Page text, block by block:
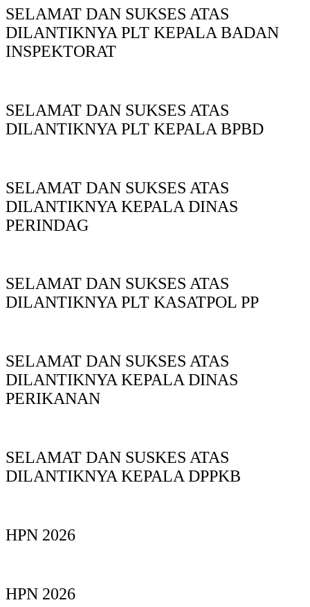
SELAMAT DAN SUKSES ATAS
DILANTIKNYA PLT KEPALA BADAN
INSPEKTORAT
SELAMAT DAN SUKSES ATAS
DILANTIKNYA PLT KEPALA BPBD
SELAMAT DAN SUKSES ATAS
DILANTIKNYA KEPALA DINAS
PERINDAG
SELAMAT DAN SUKSES ATAS
DILANTIKNYA PLT KASATPOL PP
SELAMAT DAN SUKSES ATAS
DILANTIKNYA KEPALA DINAS
PERIKANAN
SELAMAT DAN SUSKES ATAS
DILANTIKNYA KEPALA DPPKB
HPN 2026
HPN 2026